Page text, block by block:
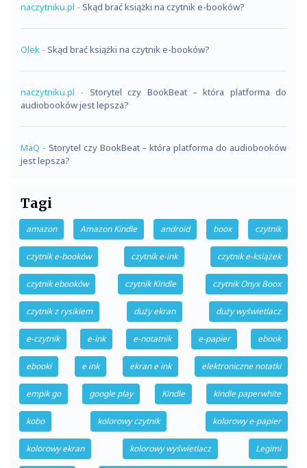
naczytniku.pl - Skąd brać książki na czytnik e-booków?
Olek - Skąd brać książki na czytnik e-booków?
naczytniku.pl - Storytel czy BookBeat – która platforma do
audiobooków jest lepsza?
MaQ - Storytel czy BookBeat – która platforma do audiobooków
jest lepsza?
Tagi
amazon Amazon Kindle android boox czytnik
czytnik e-booków czytnik e-ink czytnik e-książek
czytnik ebooków czytnik Kindle czytnik Onyx Boox
czytnik z rysikiem duży ekran duży wyświetlacz
e-czytnik e-ink e-notatnik e-papier ebook
ebooki e ink ekran e ink elektroniczne notatki
empik go google play Kindle kindle paperwhite
kobo kolorowy czytnik kolorowy e-papier
kolorowy ekran kolorowy wyświetlacz Legimi